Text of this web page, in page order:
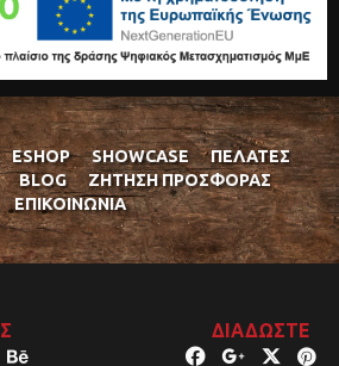
ESHOP SHOWCASE
ΠΕΛΆΤΕΣ
BLOG
ΖΉΤΗΣΗ ΠΡΟΣΦΟΡΆΣ
ΕΠΙΚΟΙΝΩΝΊΑ
ΔΙΑΔΏΣΤΕ